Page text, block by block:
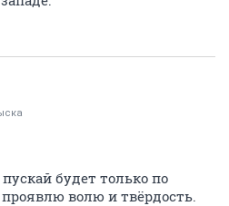
будет только по
волю и твёрдость.